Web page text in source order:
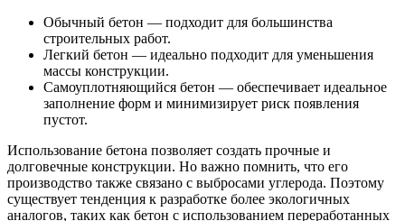
Обычный бетон — подходит для большинства
строительных работ.
Легкий бетон — идеально подходит для уменьшения
массы конструкции.
Самоуплотняющийся бетон — обеспечивает идеальное
заполнение форм и минимизирует риск появления
пустот.
Использование бетона позволяет создать прочные и
долговечные конструкции. Но важно помнить, что его
производство также связано с выбросами углерода. Поэтому
существует тенденция к разработке более экологичных
аналогов, таких как бетон с использованием переработанных